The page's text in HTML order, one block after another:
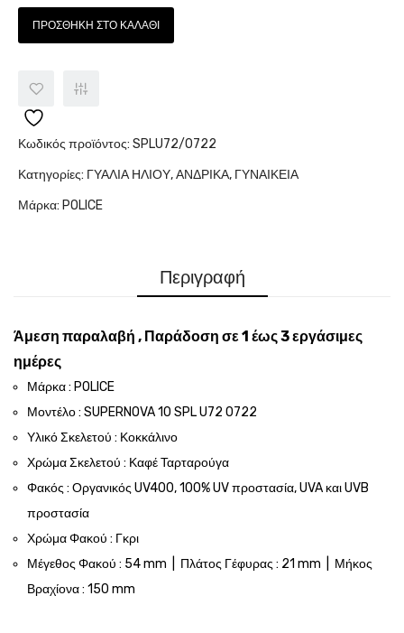
ΠΡΟΣΘΉΚΗ ΣΤΟ ΚΑΛΆΘΙ
Κωδικός προϊόντος: SPLU72/0722
Κατηγορίες: ΓΥΑΛΙΑ ΗΛΙΟΥ,ΑΝΔΡΙΚΑ, ΓΥΝΑΙΚΕΙΑ
Μάρκα: POLICE
Περιγραφή
Άμεση παραλαβή , Παράδοση σε 1 έως 3 εργάσιμες
ημέρες
Μάρκα : POLICE
Μοντέλο : SUPERNOVA 10 SPL U72 0722
Υλικό Σκελετού : Κοκκάλινο
Χρώμα Σκελετού : Καφέ Ταρταρούγα
Φακός : Οργανικός UV400, 100% UV προστασία, UVA και UVB
προστασία
Χρώμα Φακού : Γκρι
Μέγεθος Φακού : 54 mm | Πλάτος Γέφυρας : 21 mm | Μήκος
Βραχίονα : 150 mm